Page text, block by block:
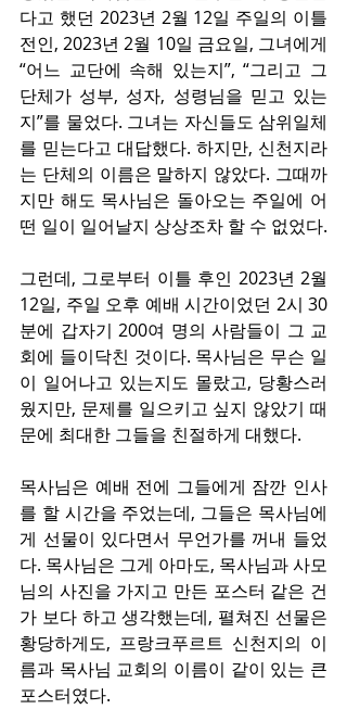
다고 했던 2023년 2월 12일 주일의 이틀
전인, 2023년 2월 10일 금요일, 그녀에게
“어느 교단에 속해 있는지”, “그리고 그
단체가 성부, 성자, 성령님을 믿고 있는
지”를 물었다. 그녀는 자신들도 삼위일체
를 믿는다고 대답했다. 하지만, 신천지라
는 단체의 이름은 말하지 않았다. 그때까
지만 해도 목사님은 돌아오는 주일에 어
떤 일이 일어날지 상상조차 할 수 없었다.
그런데, 그로부터 이틀 후인 2023년 2월
12일, 주일 오후 예배 시간이었던 2시 30
분에 갑자기 200여 명의 사람들이 그 교
회에 들이닥친 것이다. 목사님은 무슨 일
이 일어나고 있는지도 몰랐고, 당황스러
웠지만, 문제를 일으키고 싶지 않았기 때
문에 최대한 그들을 친절하게 대했다.
목사님은 예배 전에 그들에게 잠깐 인사
를 할 시간을 주었는데, 그들은 목사님에
게 선물이 있다면서 무언가를 꺼내 들었
다. 목사님은 그게 아마도, 목사님과 사모
님의 사진을 가지고 만든 포스터 같은 건
가 보다 하고 생각했는데, 펼쳐진 선물은
황당하게도, 프랑크푸르트 신천지의 이
름과 목사님 교회의 이름이 같이 있는 큰
포스터였다.